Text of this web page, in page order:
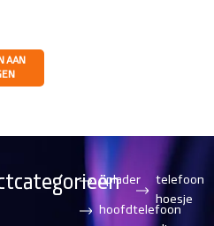
AAN
oplader
hoofdtelefoon
telefoon
hoesje